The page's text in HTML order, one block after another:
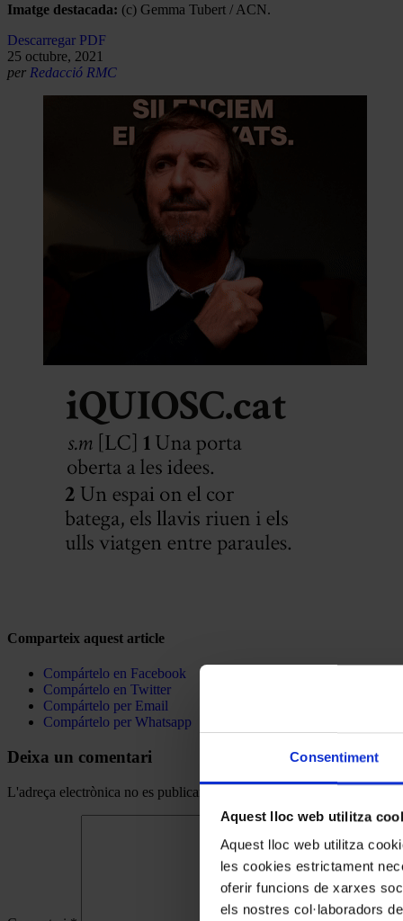
Consentiment
Aquest lloc web utilitza
Aquest lloc web utilitza
les cookies estrictament
oferir funcions de xarxes
els nostres col·laboradors
Imatge destacada: (c) Gemma Tubert / ACN.
Descarregar PDF
25 octubre, 2021
per Redacció RMC
Comparteix aquest article
Compártelo en Facebook
Compártelo en Twitter
Compártelo per Email
Compártelo per Whatsapp
Deixa un comentari
L'adreça electrònica no es publicarà.